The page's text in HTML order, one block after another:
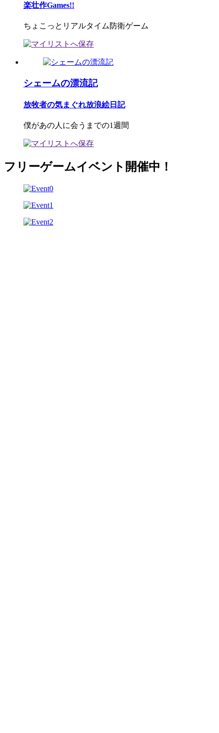
楽壮作Games!!
ちょこっとリアルタイム防衛ゲーム
シェームの漂流記
放牧者の気まぐれ放浪絵日記
僕があの人に会うまでの1週間
フリーゲームイベント開催中！